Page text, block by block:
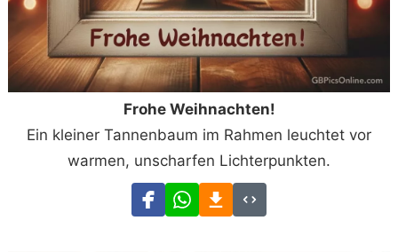
Frohe Weihnachten!
Ein kleiner Tannenbaum im Rahmen leuchtet vor
warmen, unscharfen Lichterpunkten.